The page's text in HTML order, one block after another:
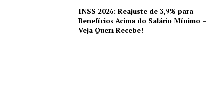
INSS 2026: Reajuste de 3,9% para
Benefícios Acima do Salário Mínimo –
Veja Quem Recebe!